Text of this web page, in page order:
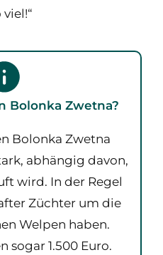
Bolonka Zwetna?
Bolonka Zwetna
abhängig davon,
wird. In der Regel
Züchter um die
Welpen haben.
sogar 1.500 Euro.